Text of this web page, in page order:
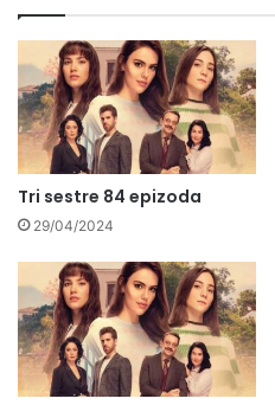
Tri sestre 84 epizoda
29/04/2024